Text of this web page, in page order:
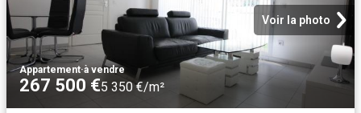
Voir la photo
Appartement·à vendre
267 500 €5 350 €/m²